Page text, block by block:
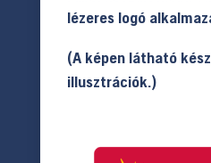
lézeres logó
(A képen látható
illusztrációk.)